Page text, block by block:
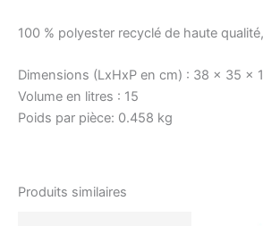
100 % polyester recyclé de haute
Dimensions (LxHxP en cm) : 38 x 35 x
Volume en litres : 15
Poids par pièce: 0.458 kg
Produits similaires